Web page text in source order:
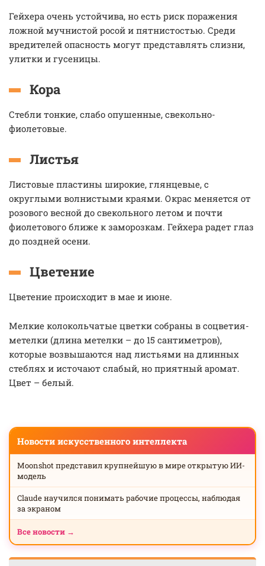
Гейхера очень устойчива, но есть риск поражения
ложной мучнистой росой и пятнистостью. Среди
вредителей опасность могут представлять слизни,
улитки и гусеницы.
Кора
Стебли тонкие, слабо опушенные, свекольно-
фиолетовые.
Листья
Листовые пластины широкие, глянцевые, с
округлыми волнистыми краями. Окрас меняется от
розового весной до свекольного летом и почти
фиолетового ближе к заморозкам. Гейхера радет глаз
до поздней осени.
Цветение
Цветение происходит в мае и июне.
Мелкие колокольчатые цветки собраны в соцветия-
метелки (длина метелки – до 15 сантиметров),
которые возвышаются над листьями на длинных
стеблях и источают слабый, но приятный аромат.
Цвет – белый.
Новости искусственного интеллекта
Moonshot представил крупнейшую в мире открытую ИИ-
модель
Claude научился понимать рабочие процессы, наблюдая
за экраном
Все новости →